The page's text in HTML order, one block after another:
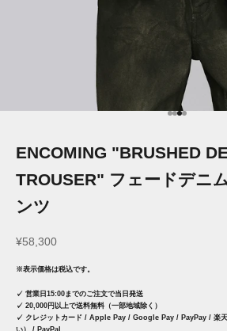
項目に移動
項目に移動
項目に移
項目に移
ENCOMING "BRUSHED
TROUSER" フェードデニ
ンツ
セール価格
¥58,300
※表示価格は税込です。
✓ 営業日15:00までのご注文で当日発送
✓ 20,000円以上で送料無料（一部地域除く）
✓ クレジットカード / Apple Pay / Google Pay / PayPay / 楽
い） / PayPal